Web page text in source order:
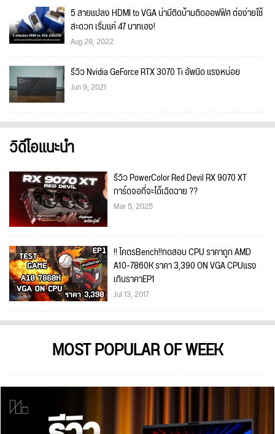
5 สายแปลง HDMI to VGA น่ามีติดบ้านติดออฟฟิศ ต่อง่ายใช้
สะดวก เริ่มแค่ 47 บาทเอง!
Aug 28, 2022
รีวิว Nvidia GeForce RTX 3070 Ti อัพนิด แรงหน่อย
Jun 9, 2021
วิดีโอแนะนำ
รีวิว PowerColor Red Devil RX 9070 XT
การ์ดจอที่จะได้เฉิดฉาย ??
Mar 5, 2025
!! โคตรBench!!ทดสอบ CPU ราคาถูก AMD
A10-7860K ราคา 3,390 ON VGA CPUแรง
เกินราคาEP1
Jul 13, 2017
MOST POPULAR OF WEEK